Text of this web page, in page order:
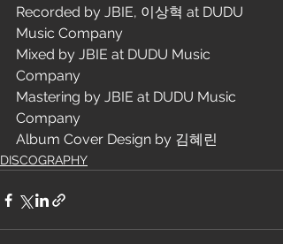
Recorded by JBIE, 이상혁 at DUDU
Music Company
Mixed by JBIE at DUDU Music
Company
Mastering by JBIE at DUDU Music
Company
Album Cover Design by 김혜린
DISCOGRAPHY